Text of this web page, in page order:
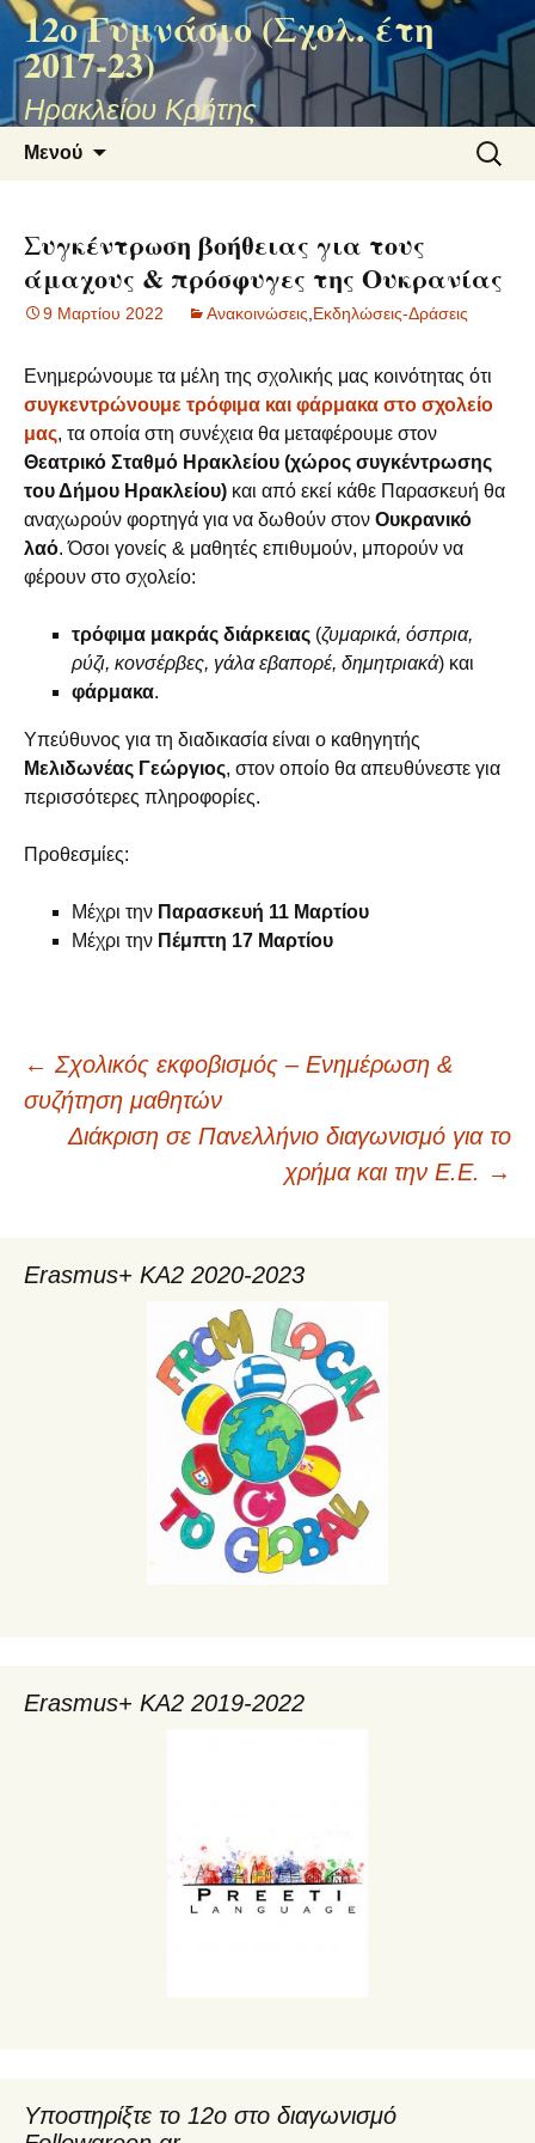
12ο Γυμνάσιο (Σχολ. έτη
2017-23)
Ηρακλείου Κρήτης
Μενού
για:
Συγκέντρωση βοήθειας για τους
άμαχους & πρόσφυγες της Ουκρανίας
9 Μαρτίου 2022 Ανακοινώσεις Εκδηλώσεις-Δράσεις
Ενημερώνουμε τα μέλη της σχολικής μας κοινότητας ότι
συγκεντρώνουμε τρόφιμα και φάρμακα στο σχολείο
μας, τα οποία στη συνέχεια θα μεταφέρουμε στον
Θεατρικό Σταθμό Ηρακλείου (χώρος συγκέντρωσης
του Δήμου Ηρακλείου) και από εκεί κάθε Παρασκευή θα
αναχωρούν φορτηγά για να δωθούν στον Ουκρανικό
λαό. Όσοι γονείς & μαθητές επιθυμούν, μπορούν να
φέρουν στο σχολείο:
τρόφιμα μακράς διάρκειας (ζυμαρικά, όσπρια,
ρύζι, κονσέρβες, γάλα εβαπορέ, δημητριακά) και
φάρμακα.
Υπεύθυνος για τη διαδικασία είναι ο καθηγητής
Μελιδωνέας Γεώργιος, στον οποίο θα απευθύνεστε για
περισσότερες πληροφορίες.
Προθεσμίες:
Μέχρι την Παρασκευή 11 Μαρτίου
Μέχρι την Πέμπτη 17 Μαρτίου
Πλοήγηση
← Σχολικός εκφοβισμός – Ενημέρωση &
συζήτηση μαθητών
Διάκριση σε Πανελλήνιο διαγωνισμό για το
χρήμα και την Ε.Ε. →
Erasmus+ KA2 2020-2023
Erasmus+ KA2 2019-2022
Υποστηρίξτε το 12ο στο διαγωνισμό